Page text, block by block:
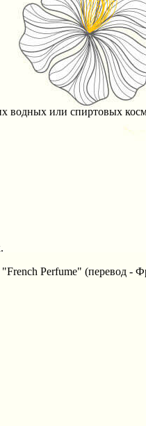
или спиртовых
Perfume" (перевод -